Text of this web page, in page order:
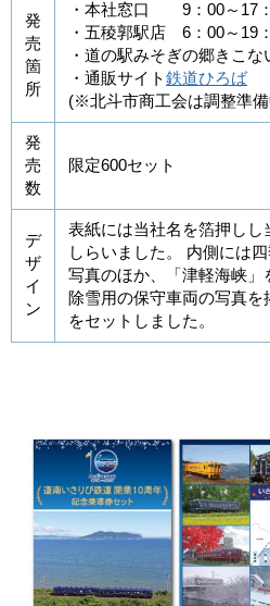
発
売
箇
所
・本社窓口 9：00～17：
・五稜郭駅店 6：00～19
・道の駅みそぎの郷きこ
・通販サイト鉄道ひろば
(※北斗市商工会は調整準
発
売
数
限定600セット
デ
ザ
イ
ン
表紙には当社名を箔押しし
しらいました。 内側には
写真のほか、「津軽海峡
除雪用の保守車両の写真
をセットしました。